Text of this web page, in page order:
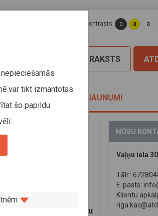
Lapas kontrasts a a a
PIERAKSTS
JAUNUMI
pietura
posmu
MŪSU
Vaļņu iela
Tālr.:
E-pasts:
Klientu
var tikt izmantotas
šo papildu